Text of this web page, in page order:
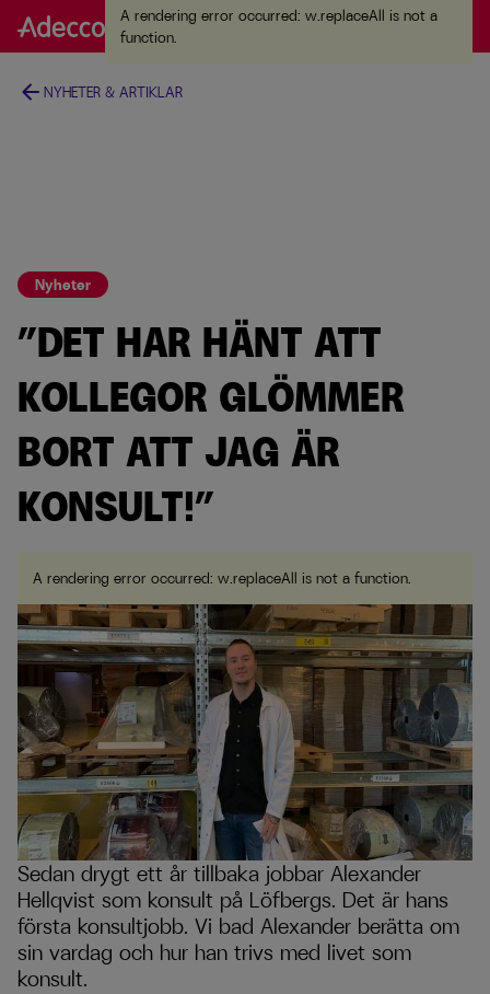
A rendering error occurred:
w.replaceAll is not a
function.
A rendering error occurred: w.replaceAll is not a
function.
arrow_back NYHETER & ARTIKLAR
Nyheter
”DET HAR HÄNT ATT
KOLLEGOR GLÖMMER
BORT ATT JAG ÄR
KONSULT!”
Sedan drygt ett år tillbaka jobbar Alexander
Hellqvist som konsult på Löfbergs. Det är hans
första konsultjobb. Vi bad Alexander berätta om
sin vardag och hur han trivs med livet som
konsult.
A rendering error occurred: w.replaceAll is not a function.